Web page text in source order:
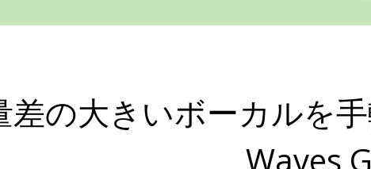
差の大きいボーカルを
Waves